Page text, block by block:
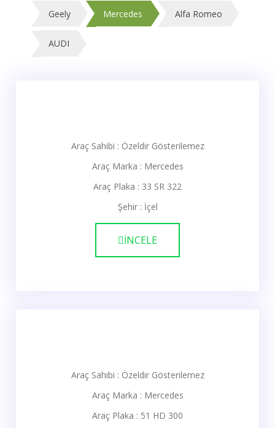
Geely Mercedes Alfa Romeo
AUDI
Araç Sahibi : Özeldir Gösterilemez
Araç Marka : Mercedes
Araç Plaka : 33 SR 322
Şehir : İçel
İNCELE
Araç Sahibi : Özeldir Gösterilemez
Araç Marka : Mercedes
Araç Plaka : 51 HD 300